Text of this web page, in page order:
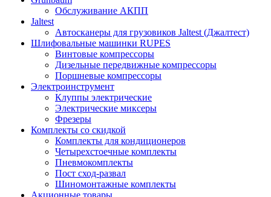
Обслуживание АКПП
Jaltest
Автосканеры для грузовиков Jaltest (Джалтест)
Шлифовальные машинки RUPES
Винтовые компрессоры
Дизельные передвижные компрессоры
Поршневые компрессоры
Электроинструмент
Клуппы электрические
Электрические миксеры
Фрезеры
Комплекты со скидкой
Комплекты для кондиционеров
Четырехстоечные комплекты
Пневмокомплекты
Пост сход-развал
Шиномонтажные комплекты
Акционные товары